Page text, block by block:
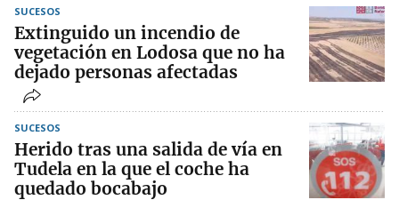
SUCESOS
Extinguido un incendio de
vegetación en Lodosa que no ha
dejado personas afectadas
SUCESOS
Herido tras una salida de vía en
Tudela en la que el coche ha
quedado bocabajo